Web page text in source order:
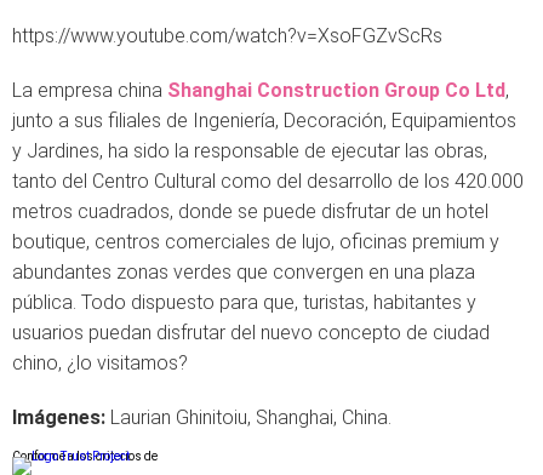
https://www.youtube.com/watch?v=XsoFGZvScRs
La empresa china Shanghai Construction Group Co Ltd,
junto a sus filiales de Ingeniería, Decoración, Equipamientos
y Jardines, ha sido la responsable de ejecutar las obras,
tanto del Centro Cultural como del desarrollo de los 420.000
metros cuadrados, donde se puede disfrutar de un hotel
boutique, centros comerciales de lujo, oficinas premium y
abundantes zonas verdes que convergen en una plaza
pública. Todo dispuesto para que, turistas, habitantes y
usuarios puedan disfrutar del nuevo concepto de ciudad
chino, ¿lo visitamos?
Imágenes: Laurian Ghinitoiu, Shanghai, China.
Conforme a los criterios de